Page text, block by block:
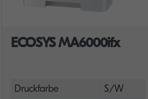
ECOSYS MA6000ifx
Druckfarbe
S/W